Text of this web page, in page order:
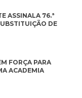
ASSINALA 76.ª
DE
FORÇA PARA
ACADEMIA